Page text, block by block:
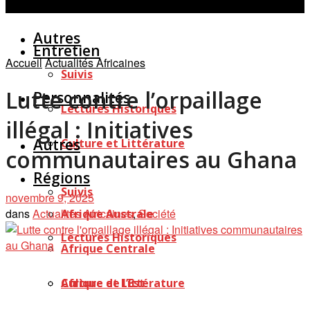
Autres
Suivis
Lectures Historiques
Culture et Littérature
Régions
Afrique Australe
Afrique Centrale
Afrique de l’Est
Entretien
Personnalités
Autres
Suivis
Lectures Historiques
Culture et Littérature
AccueilActualités Africaines
Lutte contre l’orpaillage
illégal : Initiatives
communautaires au Ghana
novembre 9, 2025
dansActualités Africaines,Société